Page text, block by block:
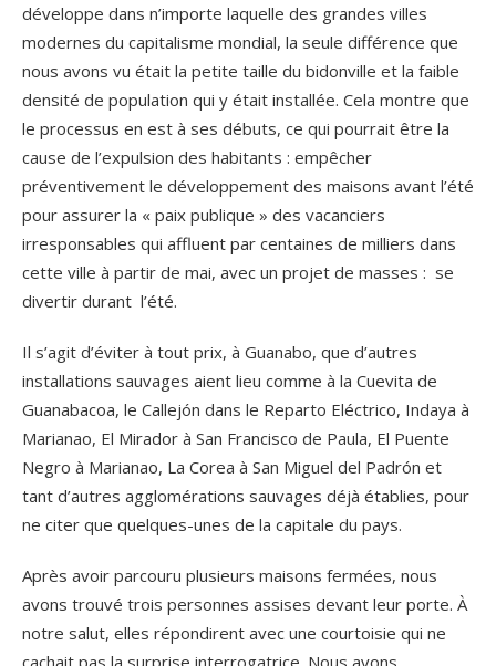
développe dans n’importe laquelle des grandes villes
modernes du capitalisme mondial, la seule différence que
nous avons vu était la petite taille du bidonville et la faible
densité de population qui y était installée. Cela montre que
le processus en est à ses débuts, ce qui pourrait être la
cause de l’expulsion des habitants : empêcher
préventivement le développement des maisons avant l’été
pour assurer la « paix publique » des vacanciers
irresponsables qui affluent par centaines de milliers dans
cette ville à partir de mai, avec un projet de masses : se
divertir durant l’été.
Il s’agit d’éviter à tout prix, à Guanabo, que d’autres
installations sauvages aient lieu comme à la Cuevita de
Guanabacoa, le Callejón dans le Reparto Eléctrico, Indaya à
Marianao, El Mirador à San Francisco de Paula, El Puente
Negro à Marianao, La Corea à San Miguel del Padrón et
tant d’autres agglomérations sauvages déjà établies, pour
ne citer que quelques-unes de la capitale du pays.
Après avoir parcouru plusieurs maisons fermées, nous
avons trouvé trois personnes assises devant leur porte. À
notre salut, elles répondirent avec une courtoisie qui ne
cachait pas la surprise interrogatrice. Nous avons